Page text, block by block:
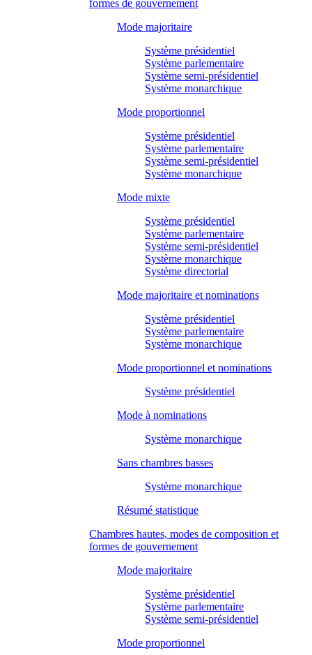
formes de gouvernement
Mode majoritaire
Système présidentiel
Système parlementaire
Système semi-présidentiel
Système monarchique
Mode proportionnel
Système présidentiel
Système parlementaire
Système semi-présidentiel
Système monarchique
Mode mixte
Système présidentiel
Système parlementaire
Système semi-présidentiel
Système monarchique
Système directorial
Mode majoritaire et nominations
Système présidentiel
Système parlementaire
Système monarchique
Mode proportionnel et nominations
Système présidentiel
Mode à nominations
Système monarchique
Sans chambres basses
Système monarchique
Résumé statistique
Chambres hautes, modes de composition et
formes de gouvernement
Mode majoritaire
Système présidentiel
Système parlementaire
Système semi-présidentiel
Mode proportionnel